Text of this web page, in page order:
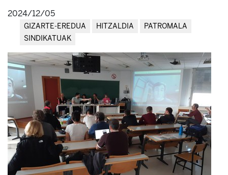
2024/12/05
GIZARTE-EREDUA HITZALDIA
PATROMALA
SINDIKATUAK